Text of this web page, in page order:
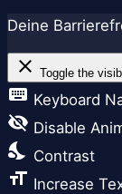
Deine
close Toggle the
keyboard Keyboard
visibility_off Disable
nights_stay Contrast
format_size Increase